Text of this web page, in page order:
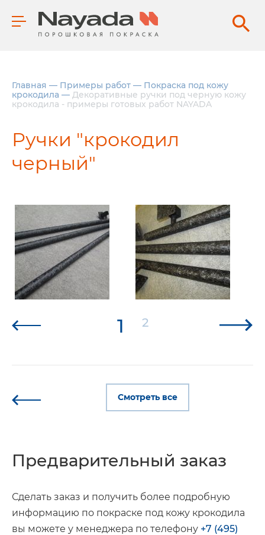
Главная — Примеры работ — Покраска под кожу
крокодила — Декоративные ручки под черную кожу
крокодила - примеры готовых работ NAYADA
Ручки "крокодил
черный"
1 2
Смотреть все
Предварительный заказ
Сделать заказ и получить более подробную
информацию по покраске под кожу крокодила
вы можете у менеджера по телефону +7 (495)